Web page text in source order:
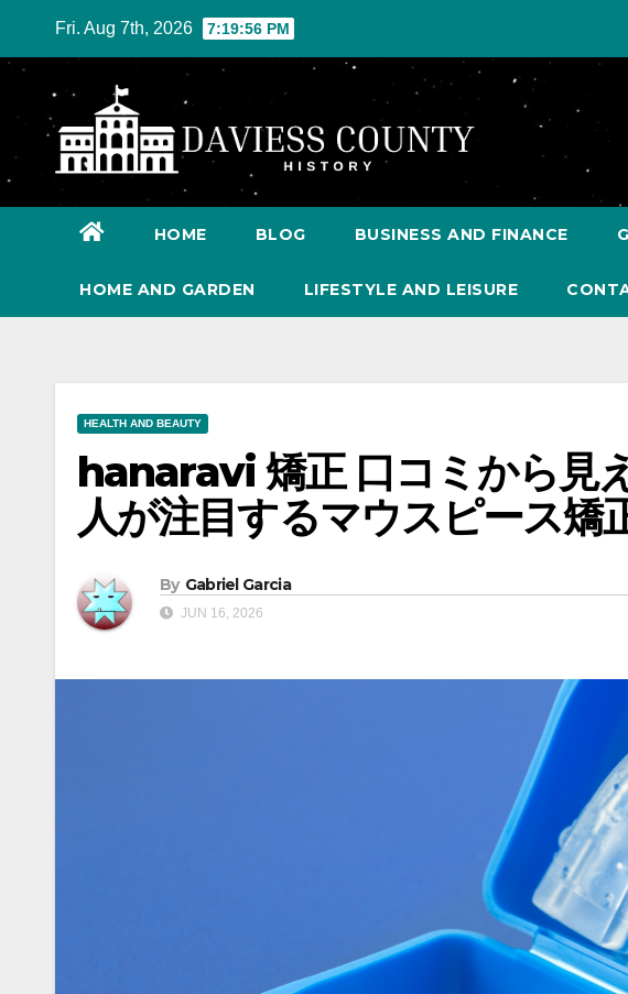
Fri. Aug 7th, 2026 7:19:57 PM
HOME BLOG BUSINESS AND FINANCE
HOME AND GARDEN LIFESTYLE AND LEISURE
HEALTH AND BEAUTY
hanaravi 矯正 口コミから見
人が注目するマウスピース矯
By Gabriel Garcia
JUN 16, 2026